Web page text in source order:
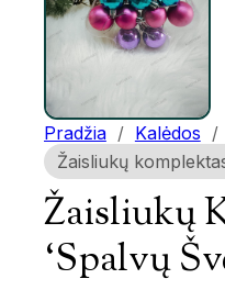
Pradžia / Kalėdos /
Žaisliukų
Žaisliukų
‘Spalvų